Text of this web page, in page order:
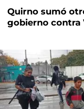
Quirno sumó
gobierno contra